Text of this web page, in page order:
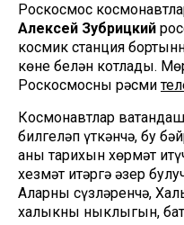
Роскосмос
Алексей Зубрицкий
космик станция
көне белән котлады.
Роскосмосның рәсми
Космонавтлар
билгеләп үткәнчә, бу
аның тарихын хөрмәт
хезмәт итәргә әзер
Аларның сүзләренчә,
халыкның ныклыгын,